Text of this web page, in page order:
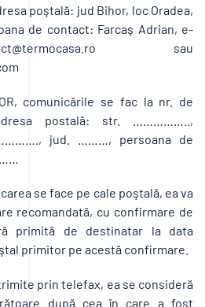
poştală: jud Bihor, loc Oradea,
de contact: Farcaş Adrian, e-
sau
comunicările se fac la nr. de
postală: str. ……………..,
jud. ………, persoana de
se face pe cale poştală, ea va
recomandată, cu confirmare de
primită de destinatar la data
primitor pe acestă confirmare.
prin telefax, ea se consideră
după cea în care a fost